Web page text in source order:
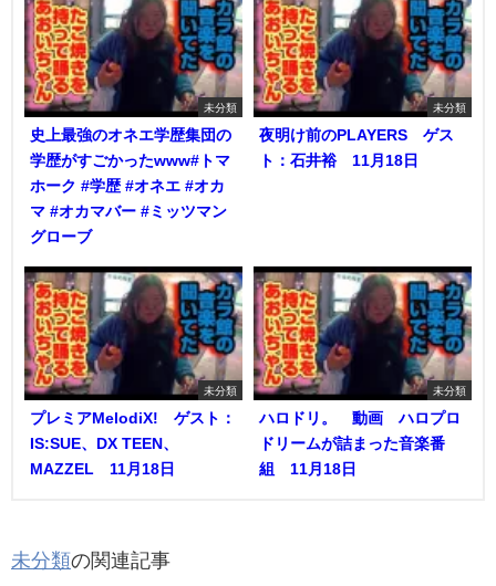
未分類
史上最強のオネエ学歴集団の
学歴がすごかったwww#トマ
ホーク #学歴 #オネエ #オカ
マ #オカマバー #ミッツマン
グローブ
未分類
夜明け前のPLAYERS ゲス
ト：石井裕 11月18日
未分類
プレミアMelodiX! ゲスト：
IS:SUE、DX TEEN、
MAZZEL 11月18日
未分類
ハロドリ。 動画 ハロプロ
ドリームが詰まった音楽番
組 11月18日
未分類の関連記事